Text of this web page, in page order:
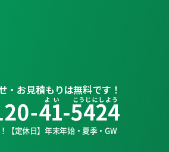
・お見積もりは無料です！
【定休日】年末年始・夏季・GW